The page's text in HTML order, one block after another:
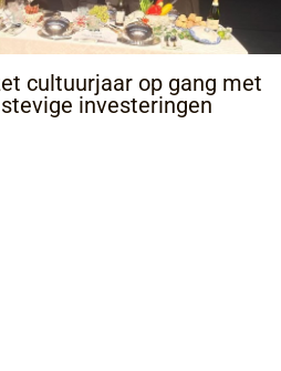
cultuurjaar op gang met
investeringen